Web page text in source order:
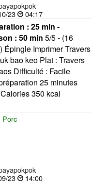
23
04:17
: 25 min -
: 50 min 5/5 - (16
Épingle Imprimer Travers
bao keo Plat : Travers
Difficulté : Facile
25 minutes
350 kcal
Porc
23
14:00